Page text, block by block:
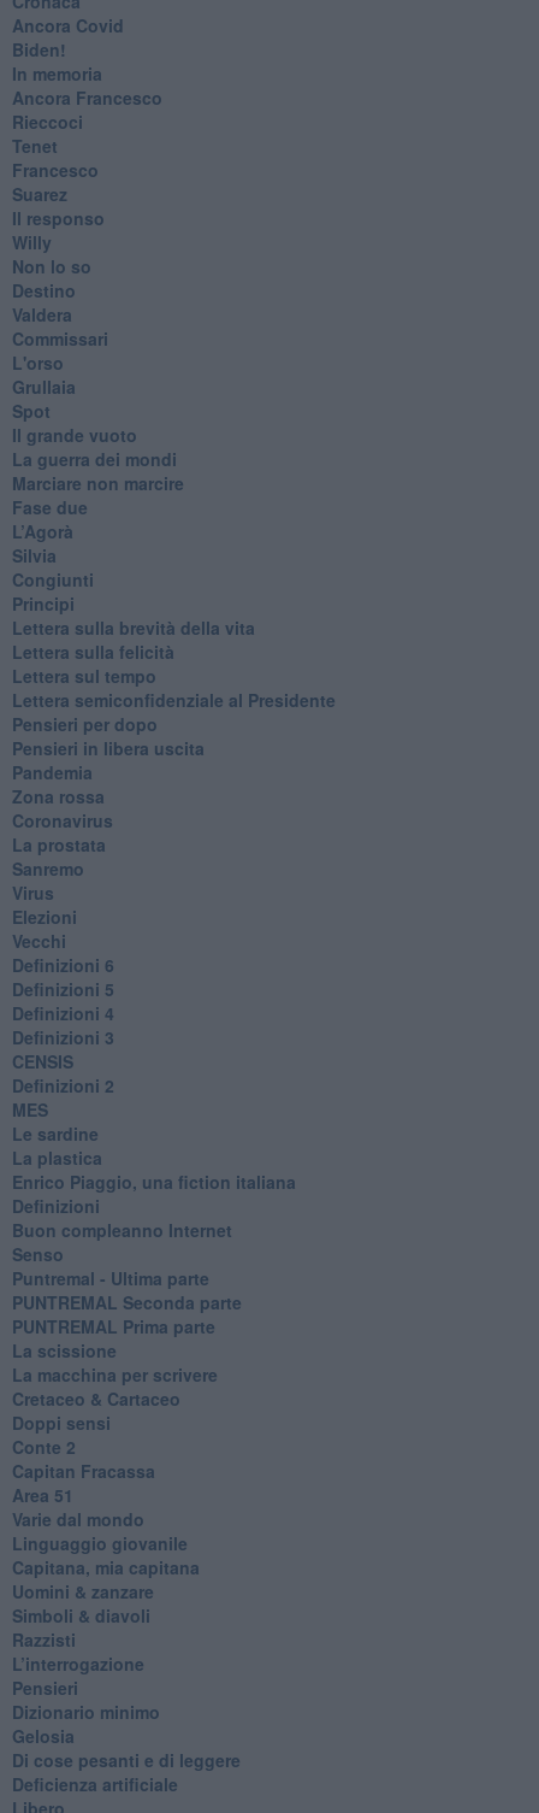
​Ancora Covid
​Biden!
In memoria
​Ancora Francesco
Rieccoci
Tenet
Francesco
Suarez
​Il responso
Willy
Non lo so
Destino
Valdera
Commissari
L'orso
Grullaia
Spot
​Il grande vuoto
​La guerra dei mondi
Marciare non marcire
Fase due
L’Agorà
Silvia
Congiunti
Principi
​Lettera sulla brevità della vita
​Lettera sulla felicità
​Lettera sul tempo
Lettera semiconfidenziale al Presidente
Pensieri per dopo
​Pensieri in libera uscita
Pandemia
Zona rossa
Coronavirus
La prostata
Sanremo
Virus
Elezioni
Vecchi
Definizioni 6
Definizioni 5
Definizioni 4
Definizioni 3
CENSIS
​Definizioni 2
MES
Le sardine
La plastica
​Enrico Piaggio, una fiction italiana
Definizioni
​Buon compleanno Internet
Senso
Puntremal - Ultima parte
PUNTREMAL Seconda parte
​PUNTREMAL Prima parte
La scissione
La macchina per scrivere
Cretaceo & Cartaceo
Doppi sensi
​Conte 2
​Capitan Fracassa
​Area 51
Varie dal mondo
​Linguaggio giovanile
​Capitana, mia capitana
Uomini & zanzare
​Simboli & diavoli
Razzisti
​L’interrogazione
Pensieri
​Dizionario minimo
Gelosia
Di cose pesanti e di leggere
​Deficienza artificiale
Libero